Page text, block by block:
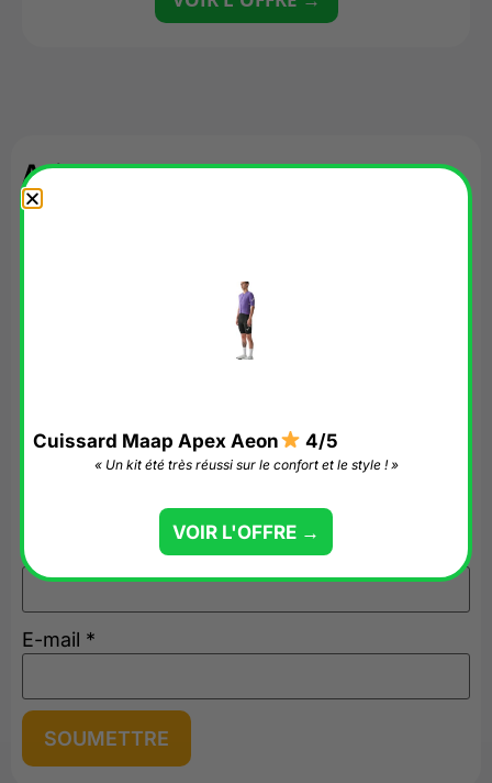
Avis
Soyez le premier à laisser votre avis sur
“Cuissard Maap Apex Aeon”
Votre adresse e-mail ne sera pas publiée.
Nom
E-mail *
Cuissard Maap Apex Aeon 4/5
« Un kit été très réussi sur le confort et le style ! »
VOIR L'OFFRE →